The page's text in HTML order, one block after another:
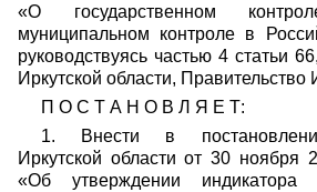
«О государственном
муниципальном контроле в
руководствуясь частью 4 статьи
Иркутской области, Правительство
П О С Т А Н О В Л Я Е Т:
1.
Внести в
Иркутской области от 30 ноября
«Об утверждении индикатора